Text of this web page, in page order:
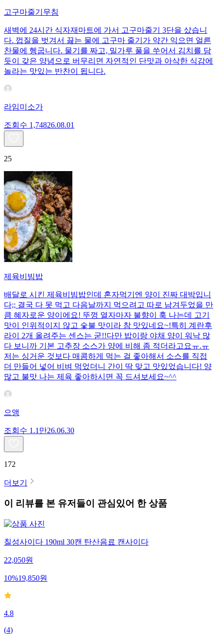
고구마줄기무침
새벽에 24시간 식자재마트에 가서 고구마줄기 3단을 샀습니
다. 껍질을 벗겨서 끓는 물에 고구마 줄기가 약간 익으면 얼른
찬물에 헹굽니다. 물기를 짜고, 밀가루 풀을 쑤어서 김치를 담
듯이 갖은 양념으로 버무리면 자연적인 단맛과 아삭한 식감에
놀라는 맛있는 반찬이 됩니다.
라임미소가
조회수 1,74826.08.01
25
제육비빔밥
배달로 시킨 제육비빔밥인데 혼자먹기엔 양이 진짜 대박입니
다;; 결국 다 못 먹고 다음날까지 먹으려고 따로 남겨두었을 만
큼 혜자로운 양이에요! 뚜껑 열자마자 불향이 훅 나는데 고기
맛이 인위적이지 않고 숯불 맛이라 참 맛있네요~!특히 계란후
라이 2개 올려주는 센스는 굳!! ​다만 밥이랑 야채 양이 워낙 많
다 보니까 기본 고추장 소스가 양에 비해 좀 적더라고요ㅠ.ㅠ
저는 싱거운 것보다 매콤하게 먹는 걸 좋아해서 소스를 직접
더 만들어 넣어 비벼 먹었더니 간이 딱 맞고 맛있었습니다! 양
많고 불맛 나는 제육 좋아하시면 꼭 드셔보세요~^^
으앵
조회수 1.1만26.06.30
172
더보기
이 리뷰를 본 유저들이 관심있어 한 상품
칠성사이다 190ml 30캔 탄산음료 캔사이다
22,050원
10%19,850원
4.8
(4)